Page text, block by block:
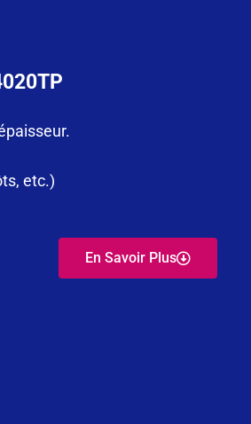
etc.)
En Savoir Plus